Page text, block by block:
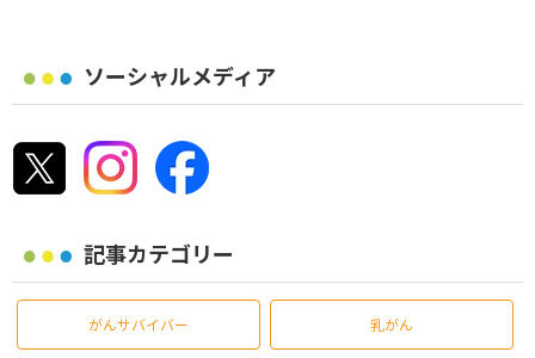
ソーシャルメディア
記事カテゴリー
がんサバイバー 乳がん